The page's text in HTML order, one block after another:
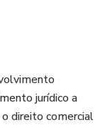
jurídico a
direito comercial